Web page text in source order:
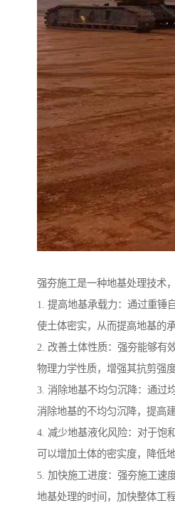
强夯施工是一种地基处理技术
1. 提高地基承载力：通过重锤
使土体密实，从而提高地基的
2. 改善土体性质：强夯能够有
物理力学性质，增强其抗剪强
3. 消除地基不均匀沉降：通过
消除地基的不均匀沉降，提高
4. 减少地基液化风险：对于饱
可以增加土体的密实度，降低
5. 加快施工进度：强夯施工速
地基处理的时间，加快整体工程